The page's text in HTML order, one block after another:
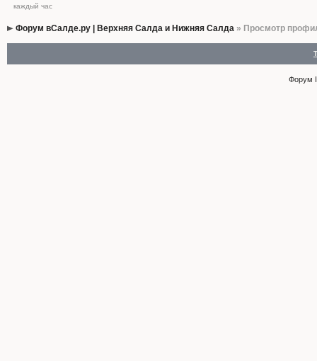
каждый час
Форум вСалде.ру | Верхняя Салда и Нижняя Салда» Просмотр
Форум